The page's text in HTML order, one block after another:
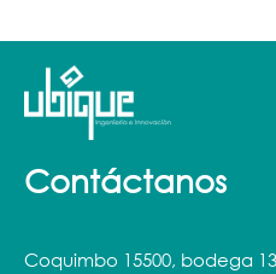
Contáctanos
Coquimbo 15500, bodega